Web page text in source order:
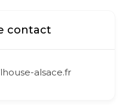
contact
alsace.fr